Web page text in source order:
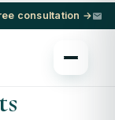
consultation →